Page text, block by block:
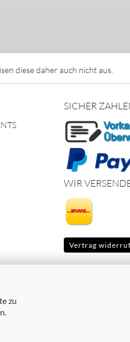
zu
diese daher auch nicht aus.
SICHER
WIR
Vertrag